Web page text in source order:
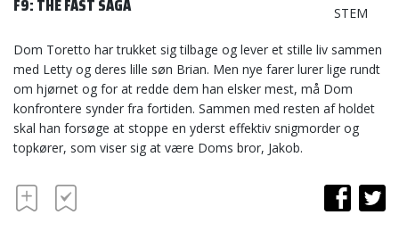
2020
STEM
F9: THE FAST SAGA
Dom Toretto har trukket sig tilbage og lever et stille liv sammen
med Letty og deres lille søn Brian. Men nye farer lurer lige rundt
om hjørnet og for at redde dem han elsker mest, må Dom
konfrontere synder fra fortiden. Sammen med resten af holdet
skal han forsøge at stoppe en yderst effektiv snigmorder og
topkører, som viser sig at være Doms bror, Jakob.